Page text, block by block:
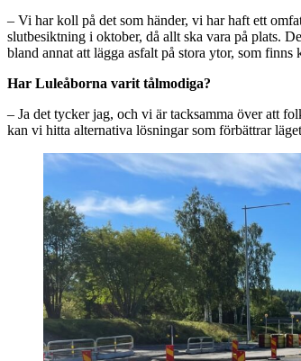
– Vi har koll på det som händer, vi har haft ett
slutbesiktning i oktober, då allt ska vara på plats.
bland annat att lägga asfalt på stora ytor, som
Har Luleåborna varit tålmodiga?
– Ja det tycker jag, och vi är tacksamma över att
kan vi hitta alternativa lösningar som förbättrar